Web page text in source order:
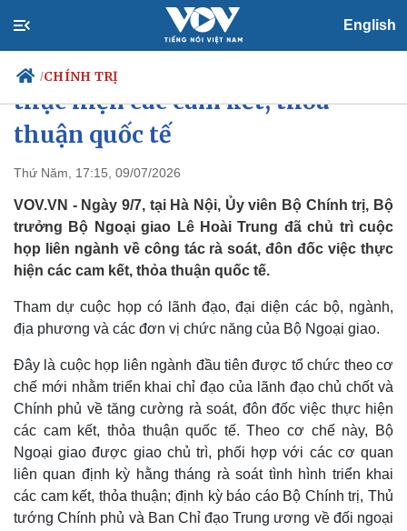
English
/CHÍNH TRỊ
Chính trị
Tổ chức nhân sự
Quốc hội
Nhận diện sự thật
Tin 24h
Dự báo thời tiết
Giáo dục
Dấu ấn VOV
Việc làm
Bộ Ngoại giao rà soát, đôn đốc
thực hiện các cam kết, thỏa
thuận quốc tế
Thứ Năm, 17:15, 09/07/2026
VOV.VN - Ngày 9/7, tại Hà Nội, Ủy viên Bộ Chính trị, Bộ
trưởng Bộ Ngoại giao Lê Hoài Trung đã chủ trì cuộc
họp liên ngành về công tác rà soát, đôn đốc việc thực
hiện các cam kết, thỏa thuận quốc tế.
Tham dự cuộc họp có lãnh đạo, đại diện các bộ, ngành,
địa phương và các đơn vị chức năng của Bộ Ngoại giao.
Đây là cuộc họp liên ngành đầu tiên được tổ chức theo cơ
chế mới nhằm triển khai chỉ đạo của lãnh đạo chủ chốt và
Chính phủ về tăng cường rà soát, đôn đốc việc thực hiện
các cam kết, thỏa thuận quốc tế. Theo cơ chế này, Bộ
Ngoại giao được giao chủ trì, phối hợp với các cơ quan
liên quan định kỳ hằng tháng rà soát tình hình triển khai
các cam kết, thỏa thuận; định kỳ báo cáo Bộ Chính trị, Thủ
tướng Chính phủ và Ban Chỉ đạo Trung ương về đối ngoại